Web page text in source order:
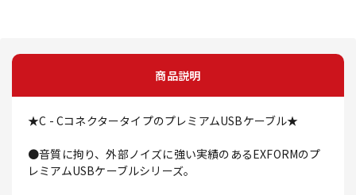
商品説明
★C - CコネクタータイプのプレミアムUSBケーブル★
●音質に拘り、外部ノイズに強い実績のあるEXFORMのプ
レミアムUSBケーブルシリーズ。